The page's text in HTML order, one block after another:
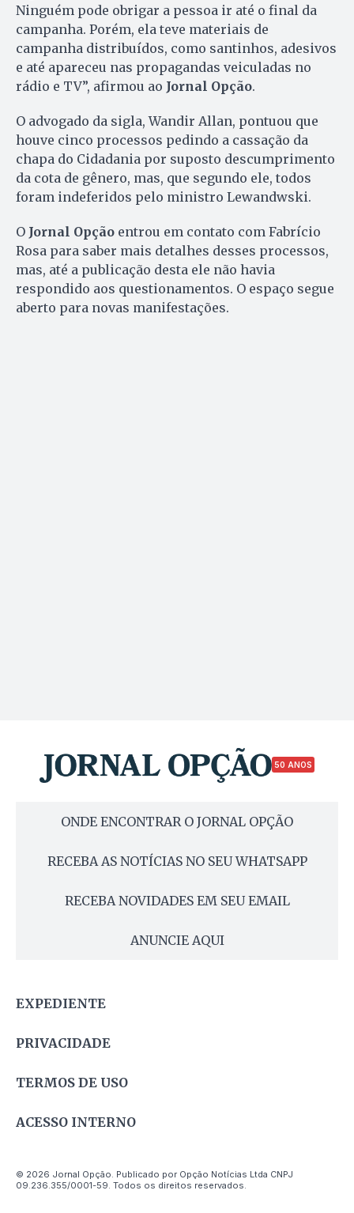
Ninguém pode obrigar a pessoa ir até o final da
campanha. Porém, ela teve materiais de
campanha distribuídos, como santinhos, adesivos
e até apareceu nas propagandas veiculadas no
rádio e TV”, afirmou ao Jornal Opção.
O advogado da sigla, Wandir Allan, pontuou que
houve cinco processos pedindo a cassação da
chapa do Cidadania por suposto descumprimento
da cota de gênero, mas, que segundo ele, todos
foram indeferidos pelo ministro Lewandwski.
O Jornal Opção entrou em contato com Fabrício
Rosa para saber mais detalhes desses processos,
mas, até a publicação desta ele não havia
respondido aos questionamentos. O espaço segue
aberto para novas manifestações.
50 ANOS
ONDE ENCONTRAR O JORNAL OPÇÃO
RECEBA AS NOTÍCIAS NO SEU WHATSAPP
RECEBA NOVIDADES EM SEU EMAIL
ANUNCIE AQUI
EXPEDIENTE
PRIVACIDADE
TERMOS DE USO
ACESSO INTERNO
© 2026 Jornal Opção. Publicado por Opção Notícias Ltda CNPJ
09.236.355/0001-59. Todos os direitos reservados.